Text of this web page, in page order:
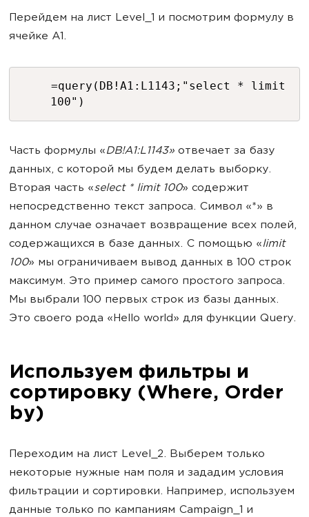
Перейдем на лист Level_1 и посмотрим формулу в
ячейке A1.
=query(DB!A1:L1143;"select * limit
100")
Часть формулы «DB!A1:L1143» отвечает за базу
данных, с которой мы будем делать выборку.
Вторая часть «select * limit 100» содержит
непосредственно текст запроса. Символ «*» в
данном случае означает возвращение всех полей,
содержащихся в базе данных. С помощью «limit
100» мы ограничиваем вывод данных в 100 строк
максимум. Это пример самого простого запроса.
Мы выбрали 100 первых строк из базы данных.
Это своего рода «Hello world» для функции Query.
Используем фильтры и
сортировку (Where, Order
by)
Переходим на лист Level_2. Выберем только
некоторые нужные нам поля и зададим условия
фильтрации и сортировки. Например, используем
данные только по кампаниям Campaign_1 и